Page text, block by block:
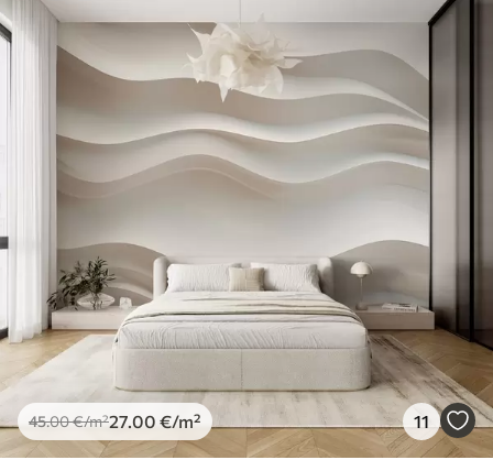
45.00€/m²27 .00 €/m² 11